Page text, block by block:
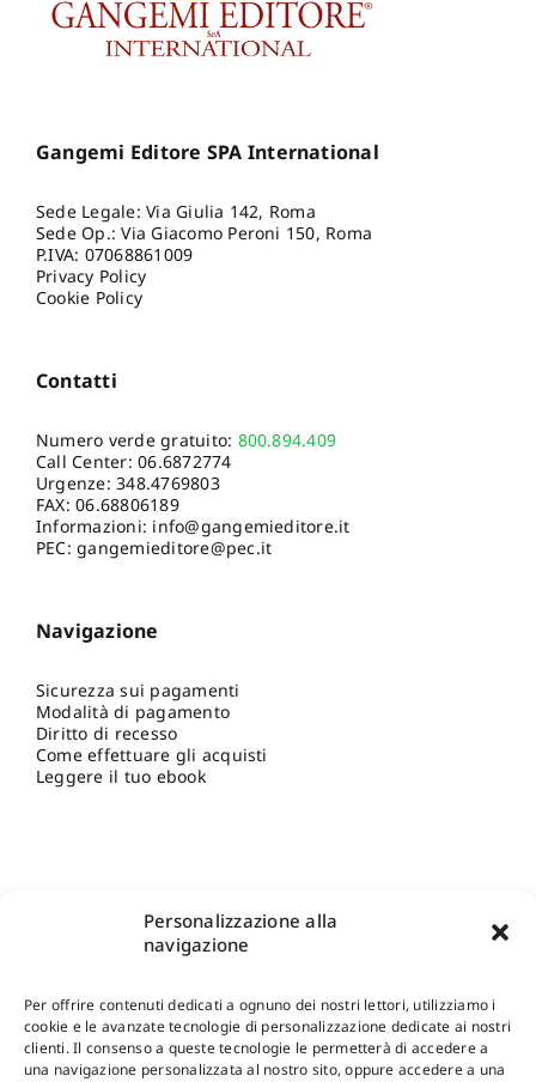
Personalizzazione alla
navigazione
Per offrire contenuti dedicati a ognuno dei nostri lettori, utilizziamo i
cookie e le avanzate tecnologie di personalizzazione dedicate ai nostri
clienti. Il consenso a queste tecnologie le permetterà di accedere a
una navigazione personalizzata al nostro sito, oppure accedere a una
Gangemi Editore SPA International
Sede Legale: Via Giulia 142, Roma
Sede Op.: Via Giacomo Peroni 150, Roma
P.IVA: 07068861009
Privacy Policy
Cookie Policy
Contatti
Numero verde gratuito: 800.894.409
Call Center:06.6872774
Urgenze:348.4769803
FAX: 06.68806189
Informazioni: info@gangemieditore.it
PEC: gangemieditore@pec.it
Navigazione
Sicurezza sui pagamenti
Modalità di pagamento
Diritto di recesso
Come effettuare gli acquisti
Leggere il tuo ebook